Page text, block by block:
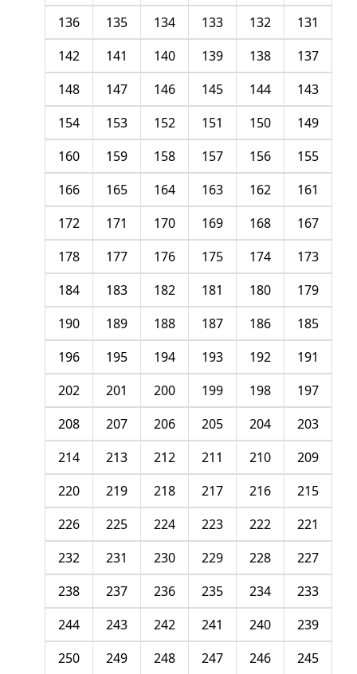
131
132
133
134
135
136
137
138
139
140
141
142
143
144
145
146
147
148
149
150
151
152
153
154
155
156
157
158
159
160
161
162
163
164
165
166
167
168
169
170
171
172
173
174
175
176
177
178
179
180
181
182
183
184
185
186
187
188
189
190
191
192
193
194
195
196
197
198
199
200
201
202
203
204
205
206
207
208
209
210
211
212
213
214
215
216
217
218
219
220
221
222
223
224
225
226
227
228
229
230
231
232
233
234
235
236
237
238
239
240
241
242
243
244
245
246
247
248
249
250